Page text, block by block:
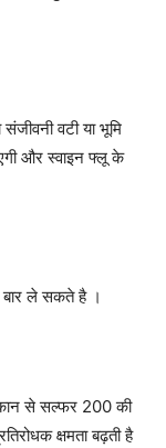
वटी या भूमि
और स्वाइन फ्लू के
बार ले सकते है ।
से सल्फर 200 की
क्षमता बढ़ती है